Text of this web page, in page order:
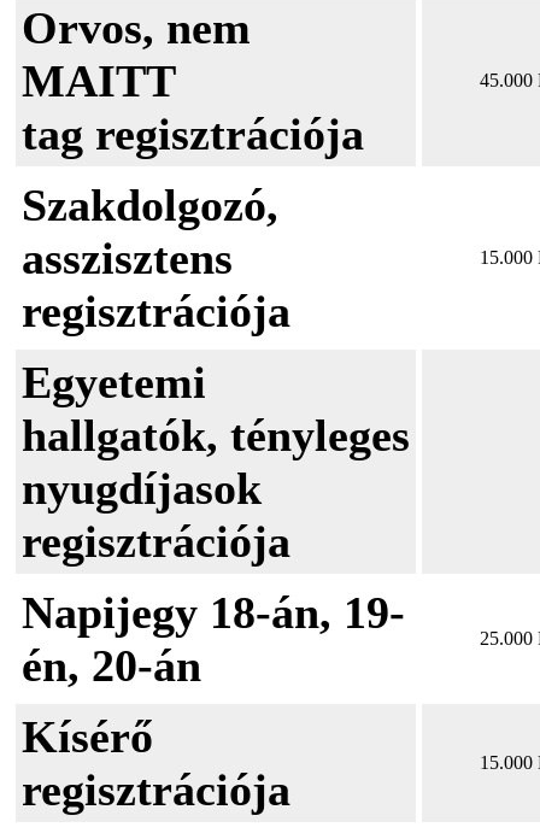
Orvos, nem
MAITT
tag regisztrációja
45.000
Szakdolgozó,
asszisztens
regisztrációja
15.000
Egyetemi
hallgatók, tényleges
nyugdíjasok
regisztrációja
Napijegy 18-án, 19-
én, 20-án
25.000
Kísérő
regisztrációja
15.000